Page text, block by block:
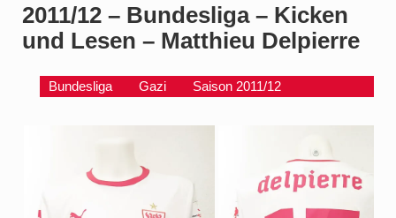
2011/12 – Bundesliga – Kicken
und Lesen – Matthieu Delpierre
Bundesliga Gazi Saison 2011/12